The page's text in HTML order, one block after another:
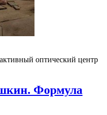
оптический центр
Формула